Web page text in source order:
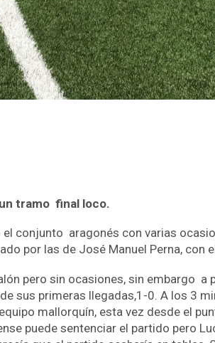
tramo final loco.
conjunto aragonés con varias
por las de José Manuel Perna, con
pero sin ocasiones, sin embargo a
sus primeras llegadas,1-0. A los 3
mallorquín, esta vez desde el
puede sentenciar el partido pero